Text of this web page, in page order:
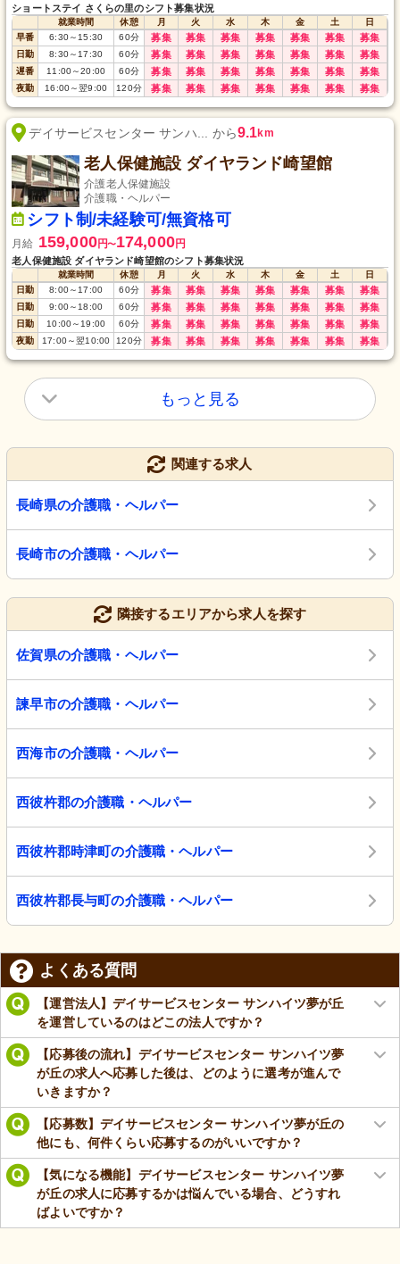
ショートステイ さくらの里のシフト募集状況
就業時間 休憩 月 火 水 木 金 土
日
早番
6:30～15:30 60分 募集 募集 募集 募集 募集 募集 募集
日勤 8:30～17:30 60分 募集 募集 募集 募集 募集 募集 募集
遅番 11:00～20:00 60分 募集 募集 募集 募集 募集 募集 募集
夜勤 16:00～翌9:00 120分 募集 募集 募集 募集 募集 募集 募集
デイサービスセンター サンハ... から9.1km
老人保健施設 ダイヤランド崎望館
介護老人保健施設
介護職・ヘルパー
シフト制/未経験可/無資格可
月給 159,000円〜174,000円
老人保健施設 ダイヤランド崎望館のシフト募集状況
就業時間 休憩 月 火 水 木 金 土
日
日勤
8:00～17:00 60分 募集 募集 募集 募集 募集 募集 募集
日勤 9:00～18:00 60分 募集 募集 募集 募集 募集 募集 募集
日勤 10:00～19:00 60分 募集 募集 募集 募集 募集 募集 募集
夜勤 17:00～翌10:00 120分 募集 募集 募集 募集 募集 募集 募集
もっと見る
関連する求人
長崎県の介護職・ヘルパー
長崎市の介護職・ヘルパー
隣接するエリアから求人を探す
佐賀県の介護職・ヘルパー
諫早市の介護職・ヘルパー
西海市の介護職・ヘルパー
西彼杵郡の介護職・ヘルパー
西彼杵郡時津町の介護職・ヘルパー
西彼杵郡長与町の介護職・ヘルパー
よくある質問
【運営法人】デイサービスセンター サンハイツ夢が丘
を運営しているのはどこの法人ですか？
【応募後の流れ】デイサービスセンター サンハイツ夢
が丘の求人へ応募した後は、どのように選考が進んで
いきますか？
【応募数】デイサービスセンター サンハイツ夢が丘の
他にも、何件くらい応募するのがいいですか？
【気になる機能】デイサービスセンター サンハイツ夢
が丘の求人に応募するかは悩んでいる場合、どうすれ
ばよいですか？